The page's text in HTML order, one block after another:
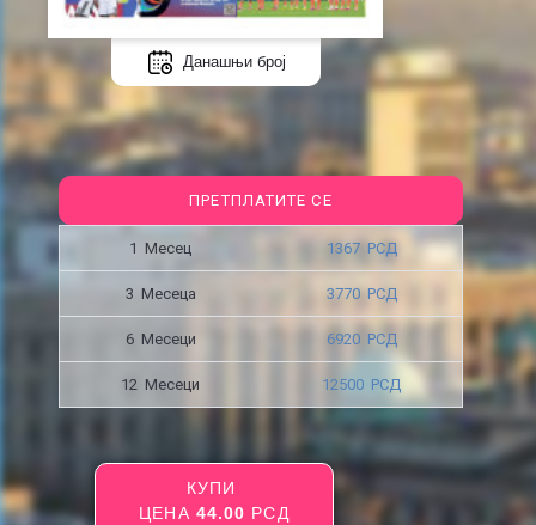
Данашњи број
ПРЕТПЛАТИТЕ СЕ
1 Месец 1367 РСД
3 Месецa 3770 РСД
6 Месеци 6920 РСД
12 Месеци 12500 РСД
КУПИ
ЦЕНА 44.00 РСД